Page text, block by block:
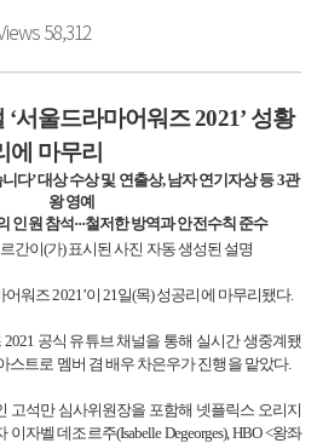
58,312
서울드라마어워즈2021’ 성황
에 마무리
다’ 대상 수상 및 연출상,남자 연기자상 등3관
왕 영예
인원 참석···철저한 방역과 안전수칙 준수
어워즈2021 ’이 21 일(목)성공리에 마무리됐다.
2021 공식 유튜브 채널을 통해 실시간 생중계됐
스트로 멤버 겸 배우 차은우가 진행을 맡았다.
고석만 심사위원장을 포함해 넷플릭스 오리지
이자벨 데조르주(Isabelle Degeorges), HBO <왕좌